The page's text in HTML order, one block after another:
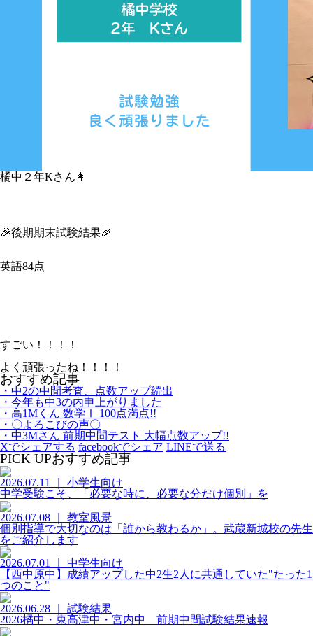
橘中２年Kさん👩
🎉後期期末試験結果🎉
英語84点
すごい！！！！
よく頑張ったね！！！！
おすすめ記事
・中2の中間考査、点数アップ続出
・今年も中3の内申上がりました
・高1Mくん 数学Ⅰ 100点満点!!
・〇よろこびの声〇
・中3Mさん 前期中間テスト 大幅点数アップ!!
Xでシェアする facebookでシェア LINEで送る
PICK UPおすすめ記事
2026.07.11 ｜ 小学生向け
中学受験こそ、「必要な時に、必要な分だけ個別」を
2026.07.08 ｜ 教室風景
個別指導で大切なのは「誰から教わるか」。武蔵新城校の先生
をご紹介します
2026.07.01 ｜ 中学生向け
【西中原中】成績アップした中2生2人に共通していた"たった1
つのこと"
2026.06.28 ｜ 試験結果
2026橘中・東高津中・宮内中 前期中間試験結果速報